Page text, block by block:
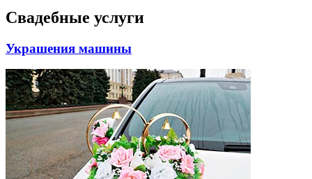
Свадебные услуги
Украшения машины